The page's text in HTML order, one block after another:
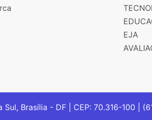
EJA
Brasília - DF | CEP: 70.316-100 |